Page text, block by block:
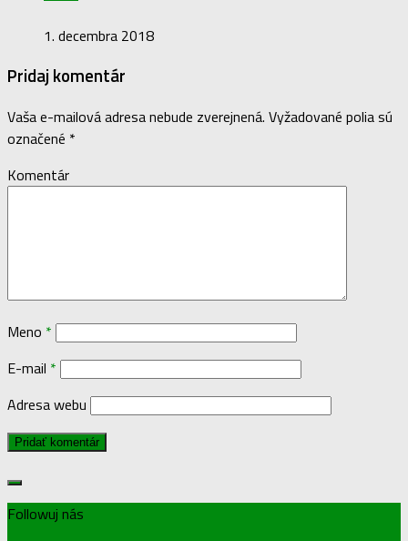
1. decembra 2018
Pridaj komentár
Vaša e-mailová adresa nebude zverejnená. Vyžadované polia sú
označené *
Komentár
Meno *
E-mail *
Adresa webu
Followuj nás